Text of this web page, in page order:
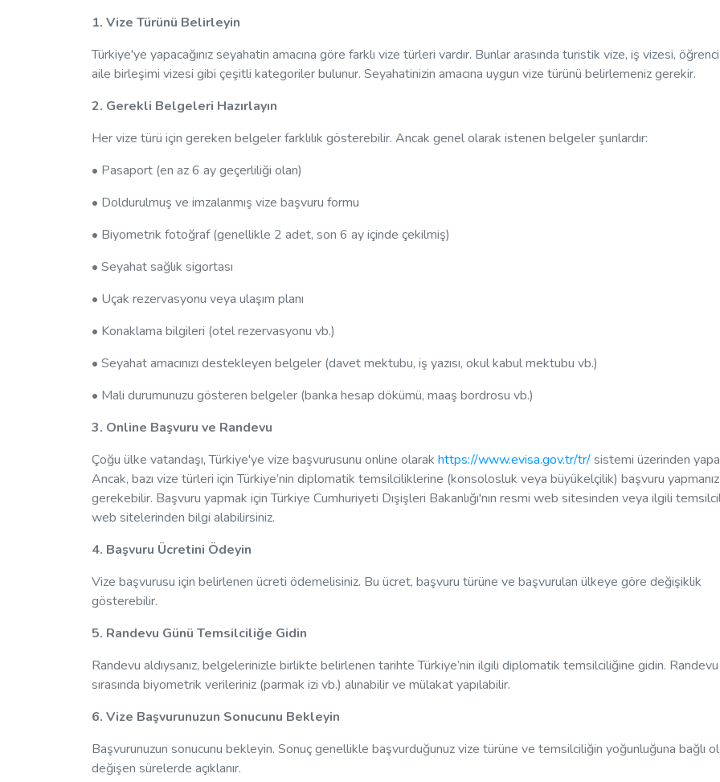
1. Vize Türünü Belirleyin
Türkiye'ye yapacağınız seyahatin amacına göre farklı vize türleri vardır. Bunlar arasında turistik vize, iş vizesi,
aile birleşimi vizesi gibi çeşitli kategoriler bulunur. Seyahatinizin amacına uygun vize türünü belirlemeniz gerekir.
2. Gerekli Belgeleri Hazırlayın
Her vize türü için gereken belgeler farklılık gösterebilir. Ancak genel olarak istenen belgeler şunlardır:
• Pasaport (en az 6 ay geçerliliği olan)
• Doldurulmuş ve imzalanmış vize başvuru formu
• Biyometrik fotoğraf (genellikle 2 adet, son 6 ay içinde çekilmiş)
• Seyahat sağlık sigortası
• Uçak rezervasyonu veya ulaşım planı
• Konaklama bilgileri (otel rezervasyonu vb.)
• Seyahat amacınızı destekleyen belgeler (davet mektubu, iş yazısı, okul kabul mektubu vb.)
• Mali durumunuzu gösteren belgeler (banka hesap dökümü, maaş bordrosu vb.)
3. Online Başvuru ve Randevu
Çoğu ülke vatandaşı, Türkiye'ye vize başvurusunu online olarak https://www.evisa.gov.tr/tr/sistemi üzerinden
Ancak, bazı vize türleri için Türkiye’nin diplomatik temsilciliklerine (konsolosluk veya büyükelçilik) başvuru yapmanız
gerekebilir. Başvuru yapmak için Türkiye Cumhuriyeti Dışişleri Bakanlığı'nın resmi web sitesinden veya ilgili
web sitelerinden bilgi alabilirsiniz.
4. Başvuru Ücretini Ödeyin
Vize başvurusu için belirlenen ücreti ödemelisiniz. Bu ücret, başvuru türüne ve başvurulan ülkeye göre değişiklik
gösterebilir.
5. Randevu Günü Temsilciliğe Gidin
Randevu aldıysanız, belgelerinizle birlikte belirlenen tarihte Türkiye’nin ilgili diplomatik temsilciliğine gidin. Randevu
sırasında biyometrik verileriniz (parmak izi vb.) alınabilir ve mülakat yapılabilir.
6. Vize Başvurunuzun Sonucunu Bekleyin
Başvurunuzun sonucunu bekleyin. Sonuç genellikle başvurduğunuz vize türüne ve temsilciliğin yoğunluğuna bağlı
değişen sürelerde açıklanır.